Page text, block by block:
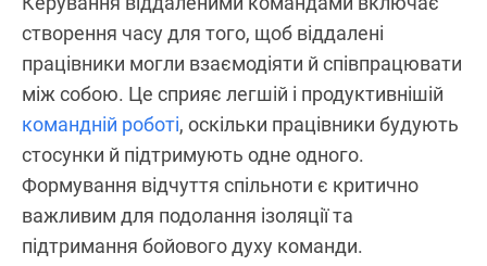
створення часу для того, щоб віддалені
працівники могли взаємодіяти й співпрацювати
між собою. Це сприяє легшій і продуктивнішій
командній роботі, оскільки працівники будують
стосунки й підтримують одне одного.
Формування відчуття спільноти є критично
важливим для подолання ізоляції та
підтримання бойового духу команди.